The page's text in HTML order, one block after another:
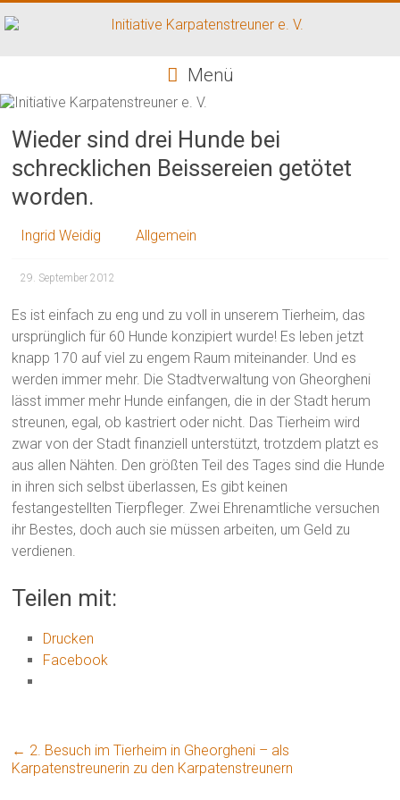
Inhalt
Karpatenstreuner
e.
V.
Hilfe
Menü
Wieder sind drei Hunde bei
schrecklichen Beissereien getötet
worden.
Ingrid Weidig Allgemein
29. September 2012
Es ist einfach zu eng und zu voll in unserem Tierheim, das
ursprünglich für 60 Hunde konzipiert wurde! Es leben jetzt
knapp 170 auf viel zu engem Raum miteinander. Und es
werden immer mehr. Die Stadtverwaltung von Gheorgheni
lässt immer mehr Hunde einfangen, die in der Stadt herum
streunen, egal, ob kastriert oder nicht. Das Tierheim wird
zwar von der Stadt finanziell unterstützt, trotzdem platzt es
aus allen Nähten. Den größten Teil des Tages sind die Hunde
in ihren sich selbst überlassen, Es gibt keinen
festangestellten Tierpfleger. Zwei Ehrenamtliche versuchen
ihr Bestes, doch auch sie müssen arbeiten, um Geld zu
verdienen.
Teilen mit:
Drucken
Facebook
← 2. Besuch im Tierheim in Gheorgheni – als
Karpatenstreunerin zu den Karpatenstreunern